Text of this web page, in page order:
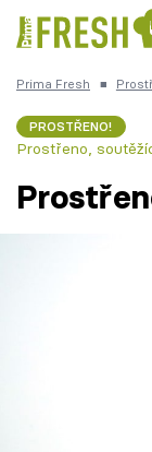
Česká kuchyně
Prima Fresh ■
PROSTŘENO!
Prostřeno,